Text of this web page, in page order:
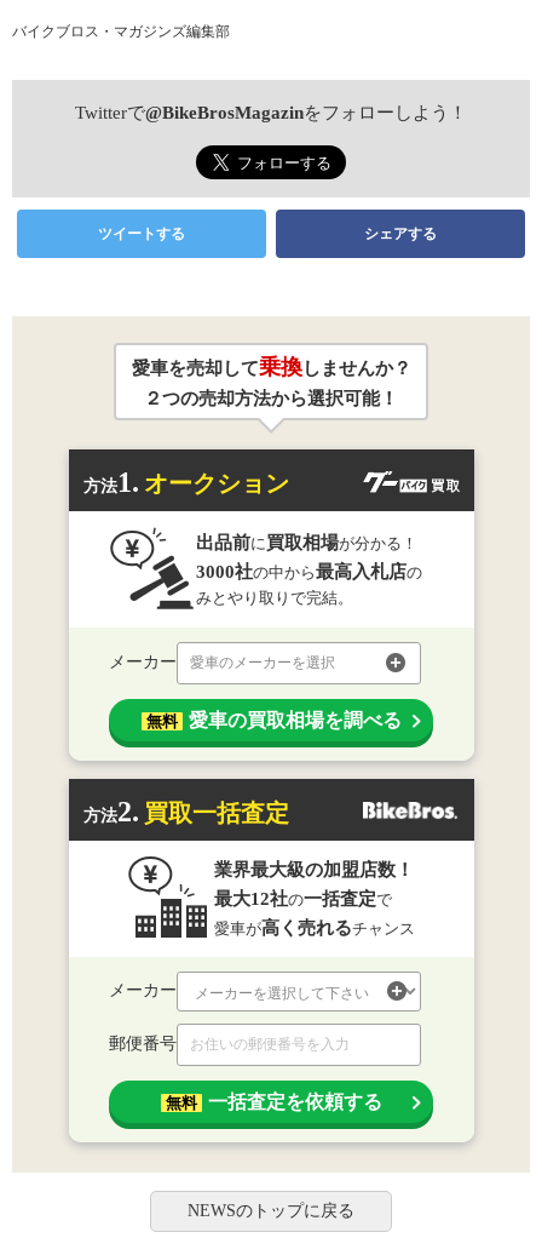
バイクブロス・マガジンズ編集部
Twitterで@BikeBrosMagazinをフォローしよう！
ツイートする シェアする
愛車を売却して乗換しませんか？
２つの売却方法から選択可能！
方法1. オークション
出品前に 買取相場が分かる！
3000社の中から最高入札店の
みとやり取りで完結。
メーカー 愛車のメーカーを選択
無料 愛車の買取相場を調べる
方法2. 買取一括査定
業界最大級の加盟店数！
最大12社の一括査定で
愛車が高く売れるチャンス
メーカー
郵便番号
無料 一括査定を依頼する
NEWSのトップに戻る